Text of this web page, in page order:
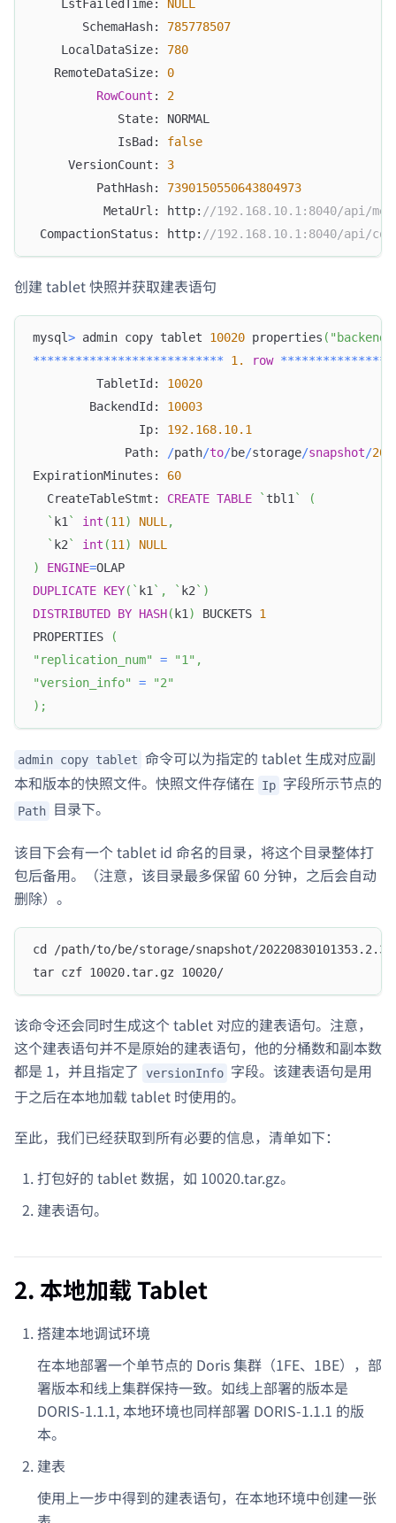
    LstFailedTime:
NULL
       SchemaHash:
785778507
    LocalDataSize:
780
   RemoteDataSize:
0
RowCount : 2
            State: NORMAL
            IsBad:
false
     VersionCount:
3
         PathHash:
7390150550643804973
          MetaUrl: http:
//192.168.10.1:8040/api/
CompactionStatus: http: //192.168.10.1:8040/api/
创建 tablet 快照并获取建表语句
mysql> admin copy tablet 10020 properties (
*************************** 1. row ***************
         TabletId:
10020
        BackendId:
10003
               Ip:
192.168.10.1
             Path:
/path/to/be/storage/snapshot/
ExpirationMinutes: 60
  CreateTableStmt:
CREATE TABLE ` tbl1`
(
` k1` int (11) NULL,
` k2` int (11)
NULL
)
ENGINE=OLAP
DUPLICATE KEY( ` k1` , ` k2` )
DISTRIBUTED BY HASH( k1) BUCKETS 1
PROPERTIES
(
"replication_num"
= "1" ,
"version_info"
=
"2"
) ;
admin copy tablet 命令可以为指定的 tablet 生成对应副
本和版本的快照文件。快照文件存储在
Ip 字段所示节点的
Path 目录下。
该目下会有一个 tablet id 命名的目录，将这个目录整体打
包后备用。（注意，该目录最多保留 60 分钟，之后会自动
删除）。
cd /path/to/be/storage/snapshot/
tar czf 10020.tar.gz 10020/
该命令还会同时生成这个 tablet 对应的建表语句。注意，
这个建表语句并不是原始的建表语句，他的分桶数和副本数
都是 1，并且指定了
versionInfo 字段。该建表语句是用
于之后在本地加载 tablet 时使用的。
至此，我们已经获取到所有必要的信息，清单如下：
打包好的 tablet 数据，如 10020.tar.gz。
建表语句。
2. 本地加载 Tablet
搭建本地调试环境
在本地部署一个单节点的 Doris 集群（1FE、1BE），部
署版本和线上集群保持一致。如线上部署的版本是
DORIS-1.1.1, 本地环境也同样部署 DORIS-1.1.1 的版
本。
建表
使用上一步中得到的建表语句，在本地环境中创建一张